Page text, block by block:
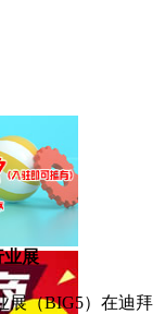
业展
展（BIG5）在迪拜